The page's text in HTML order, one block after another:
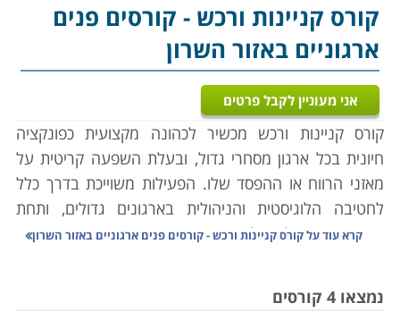
קורס קניינות ורכש - קורסים פנים
ארגוניים באזור השרון
אני מעוניין לקבל פרטים
קורס קניינות ורכש מכשיר לכהונה מקצועית כפונקציה
חיונית בכל ארגון מסחרי גדול, ובעלת השפעה קריטית על
מאזני הרווח או ההפסד שלו. הפעילות משוייכת בדרך כלל
לחטיבה הלוגיסטית והניהולית בארגונים גדולים, ותחת
מטריה זו מטופלים כל נושאי התמחור, רכישת ואחזקת חומרי
בהם.
קרא עוד עלקורס קניינות ורכש - קורסים פנים ארגוניים באזור השרון
נמצאו 4 קורסים